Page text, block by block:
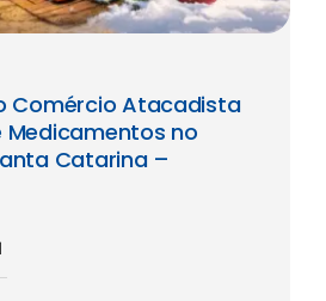
Comércio Atacadista
Medicamentos no
Catarina –